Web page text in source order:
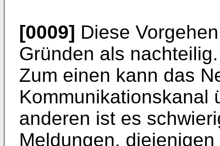
[0009] Diese
Gründen als nachteilig.
Zum einen kann das
Kommunikationskanal
anderen ist es
Meldungen,